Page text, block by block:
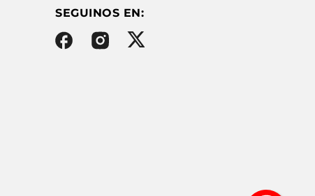
SEGUINOS EN